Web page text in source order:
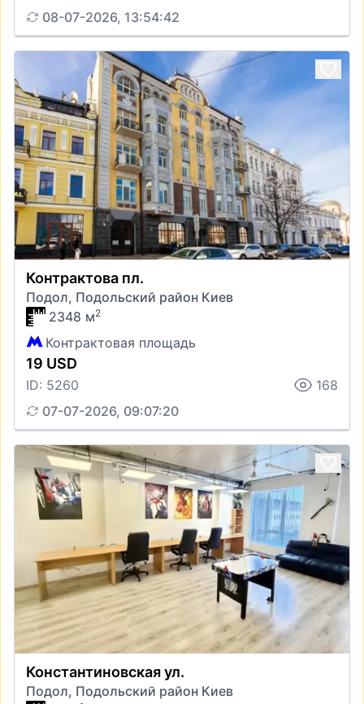
08-07-2026, 13:54:42
Контрактова пл.
Подол, Подольский район Киев
2348 м2
Контрактовая площадь
19 USD
ID: 5260
168
07-07-2026, 09:07:20
Константиновская ул.
Подол, Подольский район Киев